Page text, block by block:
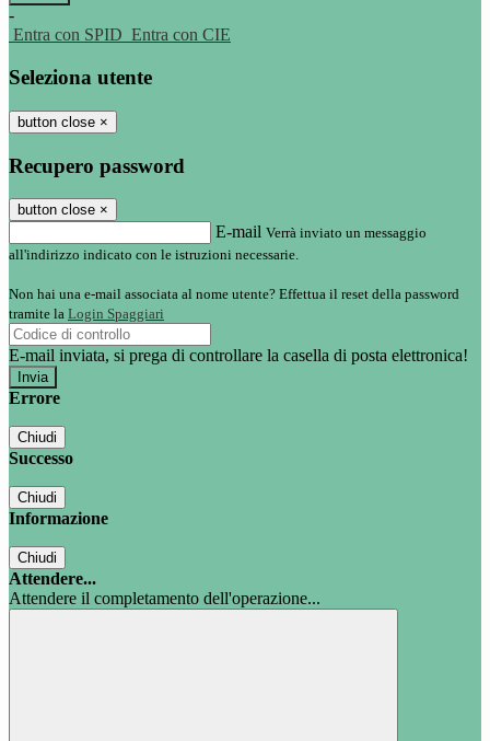
-
Entra con SPID Entra con CIE
Seleziona utente
button close ×
Recupero password
button close ×
E-mail Verrà inviato un messaggio
all'indirizzo indicato con le istruzioni necessarie.
Non hai una e-mail associata al nome utente? Effettua il reset della password
tramite la Login Spaggiari
E-mail inviata, si prega di controllare la casella di posta elettronica!
Errore
Chiudi
Successo
Chiudi
Informazione
Chiudi
Attendere...
Attendere il completamento dell'operazione...